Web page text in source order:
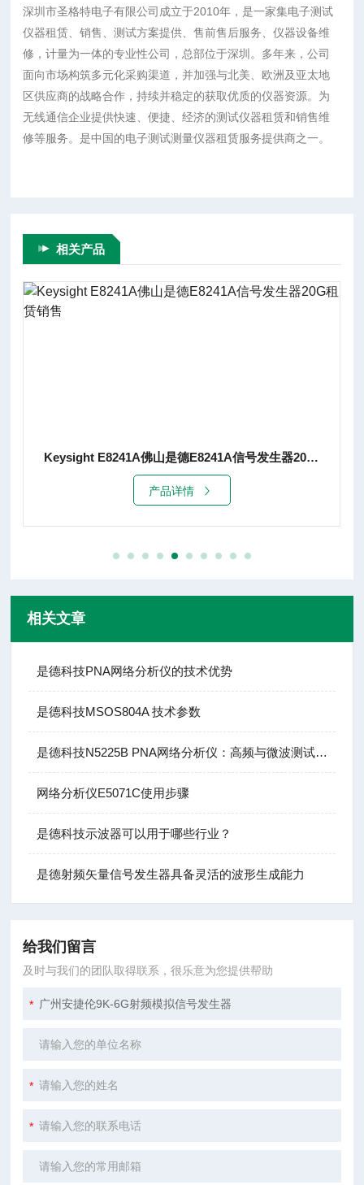
深圳市圣格特电子有限公司成立于2010年，是一家集电子测试
仪器租赁、销售、测试方案提供、售前售后服务、仪器设备维
修，计量为一体的专业性公司，总部位于深圳。多年来，公司
面向市场构筑多元化采购渠道，并加强与北美、欧洲及亚太地
区供应商的战略合作，持续并稳定的获取优质的仪器资源。为
无线通信企业提供快速、便捷、经济的测试仪器租赁和销售维
修等服务。是中国的电子测试测量仪器租赁服务提供商之一。
相关产品
福州是德E8267D信号发生器67G租赁销售
产品详情
相关文章
是德科技PNA网络分析仪的技术优势
是德科技MSOS804A 技术参数
是德科技N5225B PNA网络分析仪：高频与微波测试的基石
网络分析仪E5071C使用步骤
是德科技示波器可以用于哪些行业？
是德射频矢量信号发生器具备灵活的波形生成能力
给我们留言
及时与我们的团队取得联系，很乐意为您提供帮助